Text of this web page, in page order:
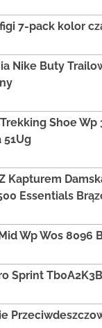
7-pack kolor
Nike Buty
Shoe Wp
51Ug
Kapturem
Essentials
Wp Wos 8096
Sprint